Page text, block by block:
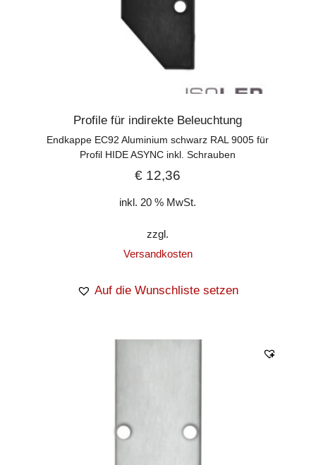
Profile für indirekte Beleuchtung
Endkappe EC92 Aluminium schwarz RAL 9005 für
Profil HIDE ASYNC inkl. Schrauben
€ 12,36
inkl. 20 % MwSt.
zzgl.
Versandkosten
Auf die Wunschliste setzen